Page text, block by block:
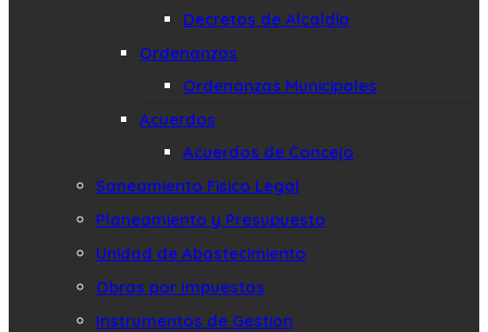
Decretos de Alcaldía
Ordenanzas
Ordenanzas Municipales
Acuerdos
Acuerdos de Concejo
Saneamiento Fisico Legal
Planeamiento y Presupuesto
Unidad de Abastecimiento
Obras por Impuestos
Instrumentos de Gestion